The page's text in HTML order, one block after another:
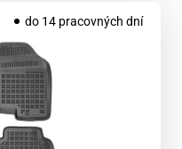
do 14 pracovných dní